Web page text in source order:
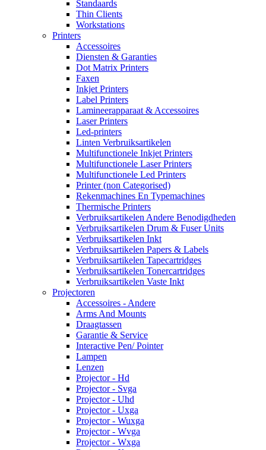
Standaards
Thin Clients
Workstations
Printers
Accessoires
Diensten & Garanties
Dot Matrix Printers
Faxen
Inkjet Printers
Label Printers
Lamineerapparaat & Accessoires
Laser Printers
Led-printers
Linten Verbruiksartikelen
Multifunctionele Inkjet Printers
Multifunctionele Laser Printers
Multifunctionele Led Printers
Printer (non Categorised)
Rekenmachines En Typemachines
Thermische Printers
Verbruiksartikelen Andere Benodigdheden
Verbruiksartikelen Drum & Fuser Units
Verbruiksartikelen Inkt
Verbruiksartikelen Papers & Labels
Verbruiksartikelen Tapecartridges
Verbruiksartikelen Tonercartridges
Verbruiksartikelen Vaste Inkt
Projectoren
Accessoires - Andere
Arms And Mounts
Draagtassen
Garantie & Service
Interactive Pen/ Pointer
Lampen
Lenzen
Projector - Hd
Projector - Svga
Projector - Uhd
Projector - Uxga
Projector - Wuxga
Projector - Wvga
Projector - Wxga